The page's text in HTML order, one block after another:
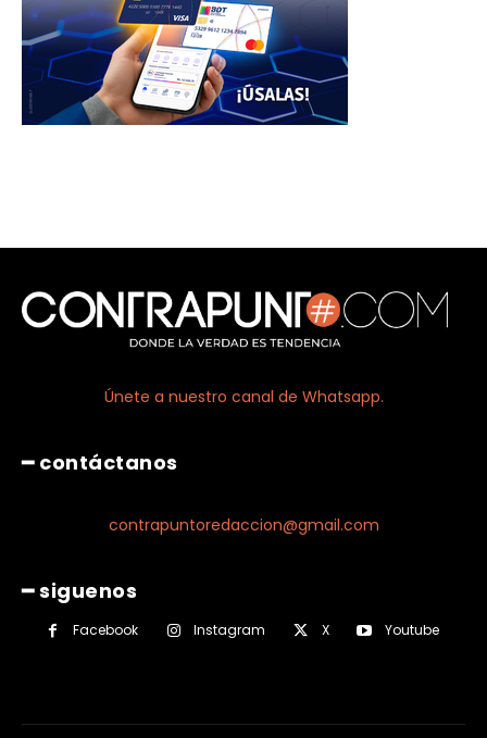
Únete a nuestro canal de Whatsapp.
━ contáctanos
contrapuntoredaccion@gmail.com
━ siguenos
Facebook Instagram X Youtube